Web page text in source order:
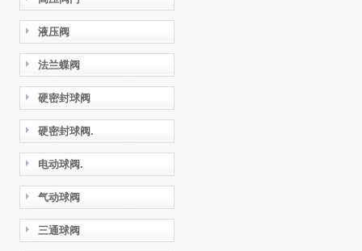
液压阀
法兰蝶阀
硬密封球阀
硬密封球阀.
电动球阀.
气动球阀
三通球阀